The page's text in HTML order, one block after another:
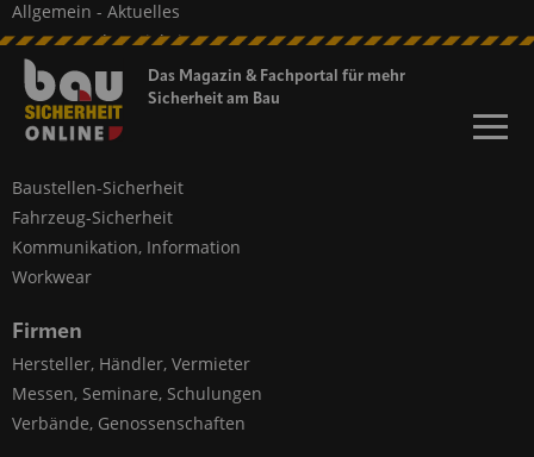
Das Magazin & Fachportal für mehr
Sicherheit am Bau
Allgemein - Aktuelles
Namen und Neuigkeiten
Messen, Seminare, Termine
Themen
Baustellen-Sicherheit
Fahrzeug-Sicherheit
Kommunikation, Information
Workwear
Firmen
Hersteller, Händler, Vermieter
Messen, Seminare, Schulungen
Verbände, Genossenschaften